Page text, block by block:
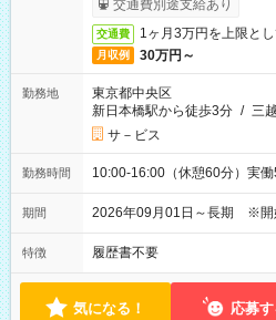
交通費別途支給あり
交通費 1ヶ月3万円を上限と
月収例 30万円～
勤務地
東京都中央区
新日本橋駅から徒歩3分 / 三
サ－ビス
勤務時間 10:00-16:00（休憩60分）実働
期間 2026年09月01日～長期 ※開
特徴 履歴書不要
気になる！ 応募す